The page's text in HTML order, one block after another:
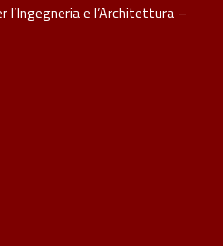
e l’Architettura –